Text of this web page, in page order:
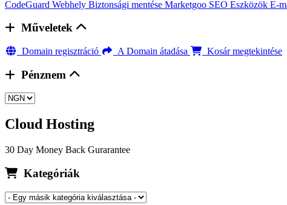
CodeGuard Webhely Biztonsági mentése Marketgoo SEO Eszközök E-
Műveletek
Domain regisztráció A Domain átadása Kosár megtekintése
Pénznem
Cloud Hosting
30 Day Money Back Gurarantee
Kategóriák